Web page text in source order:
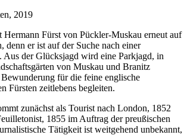
2019
Hermann Fürst von Pückler-Muskau erneut auf
denn er ist auf der Suche nach einer
Aus der Glücksjagd wird eine Parkjagd, in
von Muskau und Branitz
für die feine englische
Fürsten zeitlebens begleiten.
zunächst als Tourist nach London, 1852
1855 im Auftrag der preußischen
Tätigkeit ist weitgehend unbekannt,